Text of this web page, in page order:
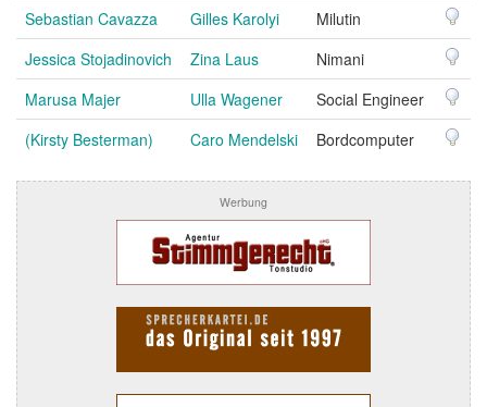
Sebastian Cavazza
Gilles Karolyi
Milutin
Jessica Stojadinovich
Zina Laus
Nimani
Marusa Majer
Ulla Wagener
Social Engineer
(Kirsty Besterman)
Caro Mendelski Bordcomputer
Werbung